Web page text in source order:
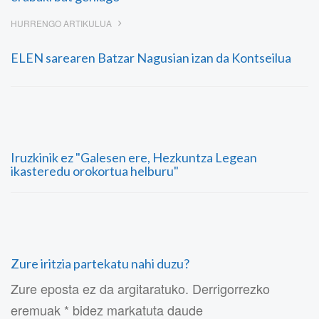
HURRENGO ARTIKULUA
ELEN sarearen Batzar Nagusian izan da Kontseilua
Iruzkinik ez "Galesen ere, Hezkuntza Legean
ikasteredu orokortua helburu"
Zure iritzia partekatu nahi duzu?
Zure eposta ez da argitaratuko. Derrigorrezko
eremuak * bidez markatuta daude